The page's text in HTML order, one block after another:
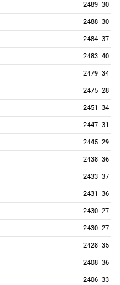
2489 30
2488 30
2484 37
2483 40
2479 34
2475 28
2451 34
2447 31
2445 29
2438 36
2433 37
2431 36
2430 27
2430 27
2428 35
2408 36
2406 33